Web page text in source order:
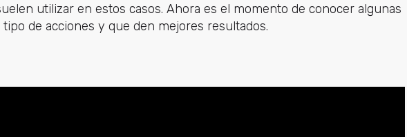
utilizar en estos casos. Ahora es el momento de conocer algunas
de acciones y que den mejores resultados.